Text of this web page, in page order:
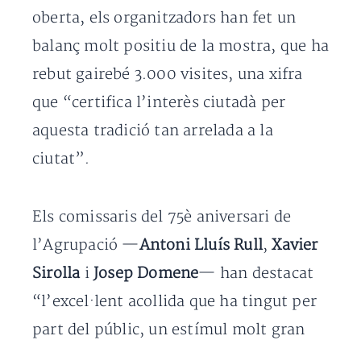
oberta, els organitzadors han fet un
balanç molt positiu de la mostra, que ha
rebut gairebé 3.000 visites, una xifra
que “certifica l’interès ciutadà per
aquesta tradició tan arrelada a la
ciutat”.
Els comissaris del 75è aniversari de
l’Agrupació —Antoni Lluís Rull,Xavier
Sirollai Josep Domene— han destacat
“l’excel·lent acollida que ha tingut per
part del públic, un estímul molt gran